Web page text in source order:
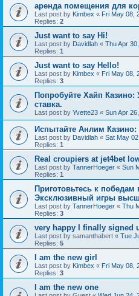
аренда помещения для
Last post by Kimbex « Fri May 08,
Replies: 2
Just want to say Hi!
Last post by Davidlah « Thu Apr
Replies: 1
Just want to say Hello!
Last post by Kimbex « Fri May 08,
Replies: 3
Попробуйте Хайп
ставка.
Last post by Yvette23 « Sun Apr
Испытайте Анлим
Last post by Davidlah « Sat May
Replies: 1
Real croupiers at jet4bet
Last post by TannerHoeger « Sun
Replies: 1
Приготовьтесь к
Эксклюзивный игры
Last post by TannerHoeger « Thu
Replies: 3
very happy I finally signed
Last post by samanthabert « Tue
Replies: 5
I am the new girl
Last post by Kimbex « Fri May 08,
Replies: 3
I am the new one